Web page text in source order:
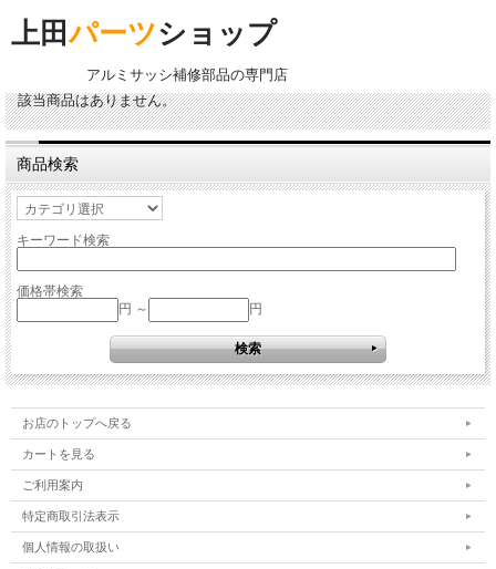
上田パーツショップ
アルミサッシ補修部品の専門店
該当商品はありません。
商品検索
キーワード検索
価格帯検索
円 ～
円
お店のトップへ戻る
カートを見る
ご利用案内
特定商取引法表示
個人情報の取扱い